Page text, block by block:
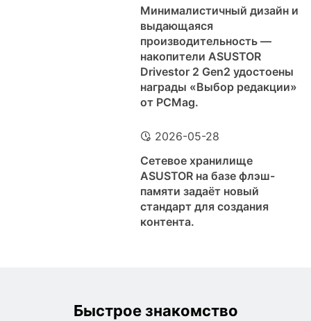
Минималистичный дизайн и
выдающаяся
производительность —
накопители ASUSTOR
Drivestor 2 Gen2 удостоены
награды «Выбор редакции»
от PCMag.
2026-05-28
Сетевое хранилище
ASUSTOR на базе флэш-
памяти задаёт новый
стандарт для создания
контента.
Быстрое знакомство